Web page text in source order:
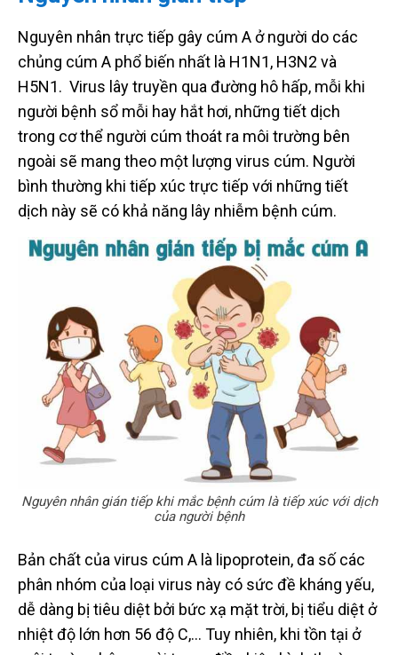
Nguyên nhân trực tiếp gây cúm A ở người do các
chủng cúm A phổ biến nhất là H1N1, H3N2 và
H5N1. Virus lây truyền qua đường hô hấp, mỗi khi
người bệnh sổ mỗi hay hắt hơi, những tiết dịch
trong cơ thể người cúm thoát ra môi trường bên
ngoài sẽ mang theo một lượng virus cúm. Người
bình thường khi tiếp xúc trực tiếp với những tiết
dịch này sẽ có khả năng lây nhiễm bệnh cúm.
Nguyên nhân gián tiếp khi mắc bệnh cúm là tiếp xúc với dịch
của người bệnh
Bản chất của virus cúm A là lipoprotein, đa số các
phân nhóm của loại virus này có sức đề kháng yếu,
dễ dàng bị tiêu diệt bởi bức xạ mặt trời, bị tiểu diệt ở
nhiệt độ lớn hơn 56 độ C,… Tuy nhiên, khi tồn tại ở